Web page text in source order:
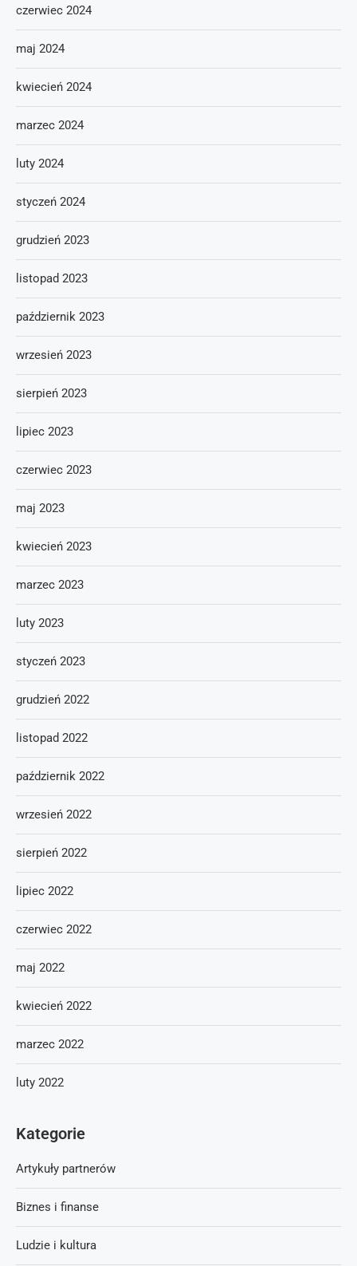
czerwiec 2024
maj 2024
kwiecień 2024
marzec 2024
luty 2024
styczeń 2024
grudzień 2023
listopad 2023
październik 2023
wrzesień 2023
sierpień 2023
lipiec 2023
czerwiec 2023
maj 2023
kwiecień 2023
marzec 2023
luty 2023
styczeń 2023
grudzień 2022
listopad 2022
październik 2022
wrzesień 2022
sierpień 2022
lipiec 2022
czerwiec 2022
maj 2022
kwiecień 2022
marzec 2022
luty 2022
Kategorie
Artykuły partnerów
Biznes i finanse
Ludzie i kultura